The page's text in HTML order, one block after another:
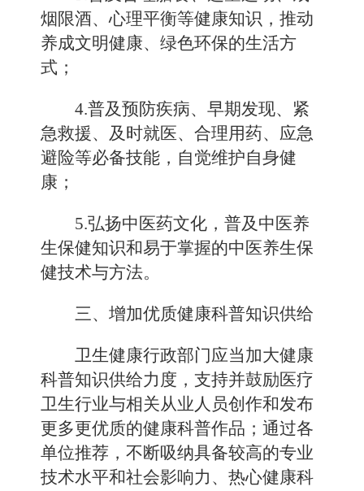
烟限酒、心理平衡等健康知识，推动
养成文明健康、绿色环保的生活方
式；
4.普及预防疾病、早期发现、紧
急救援、及时就医、合理用药、应急
避险等必备技能，自觉维护自身健
康；
5.弘扬中医药文化，普及中医养
生保健知识和易于掌握的中医养生保
健技术与方法。
三、增加优质健康科普知识供给
卫生健康行政部门应当加大健康
科普知识供给力度，支持并鼓励医疗
卫生行业与相关从业人员创作和发布
更多更优质的健康科普作品；通过各
单位推荐，不断吸纳具备较高的专业
技术水平和社会影响力、热心健康科